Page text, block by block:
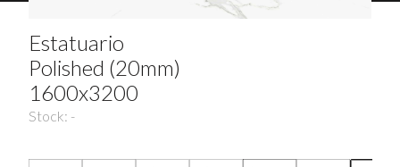
Estatuario
Polished (20mm)
1600x3200
Stock: -